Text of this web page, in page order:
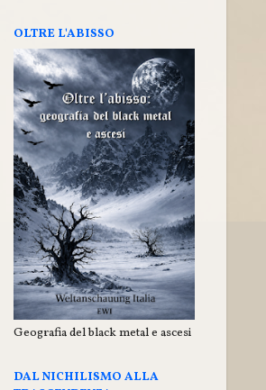
OLTRE L'ABISSO
Geografia del black metal e ascesi
DAL NICHILISMO ALLA